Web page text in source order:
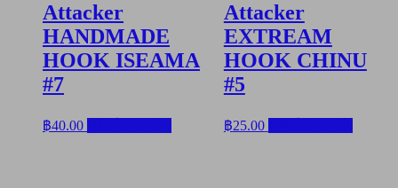
Attacker
HANDMADE
HOOK ISEAMA
#7
฿40.00
Attacker
EXTREAM
HOOK CHINU
#5
฿25.00